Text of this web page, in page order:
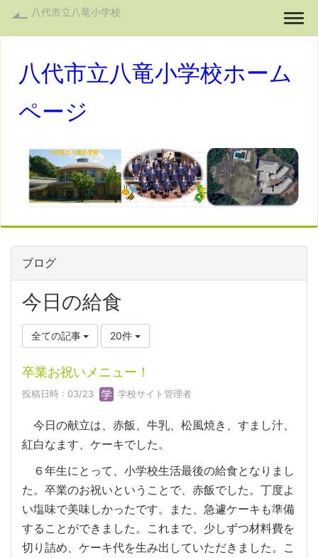
八代市立八竜小学校
八代市立八竜小学校ホーム
ページ
ブログ
今日の給食
全ての記事 20件
卒業お祝いメニュー！
投稿日時 : 03/23 学校サイト管理者
今日の献立は、赤飯、牛乳、松風焼き、すまし汁、
紅白なます、ケーキでした。
６年生にとって、小学校生活最後の給食となりまし
た。卒業のお祝いということで、赤飯でした。丁度よ
い塩味で美味しかったです。また、急遽ケーキも準備
することができました。これまで、少しずつ材料費を
切り詰め、ケーキ代を生み出していただきました。こ